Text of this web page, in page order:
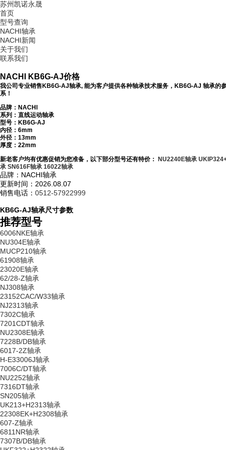
苏州凯诺永晟
首页
型号查询
NACHI轴承
NACHI新闻
关于我们
联系我们
NACHI KB6G-AJ价格
我公司专业销售KB6G-AJ轴承, 能为客户提供各种轴承技术服务，KB6G-AJ 轴承的
系！
品牌：NACHI
系列：直线运动轴承
型号： KB6G-AJ
内径：6mm
外径：13mm
厚度：22mm
新老客户均有优惠促销为您准备，以下部分型号还有特价： NU2240E轴承
承 SN616F轴承 16022轴承
品牌：NACHI轴承
更新时间：2026.08.07
销售电话： 0512-57922999
KB6G-AJ轴承尺寸参数
推荐型号
6006NKE轴承
NU304E轴承
MUCP210轴承
61908轴承
23020E轴承
62/28-Z轴承
NJ308轴承
23152CAC/W33轴承
NJ2313轴承
7302C轴承
7201CDT轴承
NU2308E轴承
7228B/DB轴承
6017-2Z轴承
H-E33006J轴承
7006C/DT轴承
NU2252轴承
7316DT轴承
SN205轴承
UK213+H2313轴承
22308EK+H2308轴承
607-Z轴承
6811NR轴承
7307B/DB轴承